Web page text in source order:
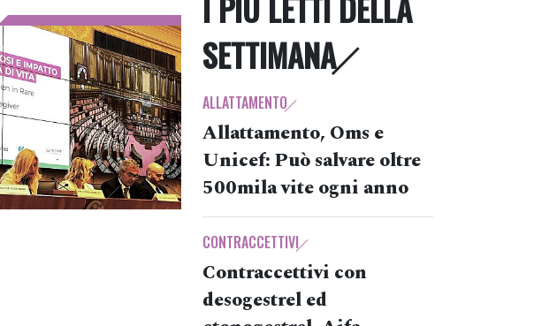
SETTIMANA
ALLATTAMENTO
Allattamento, Oms e
Unicef: Può salvare oltre
500mila vite ogni anno
CONTRACCETTIVI
Contraccettivi con
desogestrel ed